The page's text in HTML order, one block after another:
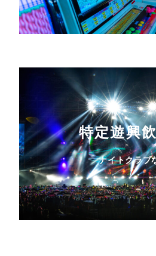
特定遊興
ナイトクラブ